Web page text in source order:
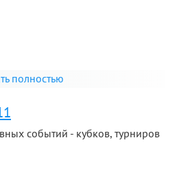
полностью
событий - кубков, турниров